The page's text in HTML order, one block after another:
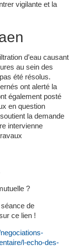
vigilante et la
d’eau causant
au sein des
été résolus.
ont alerté la
également posté
en question
la demande
intervienne
?
de
ce lien !
l-echo-des-